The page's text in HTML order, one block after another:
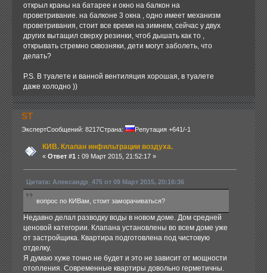
открыл краны на батарее и окно на балкон на
проветривание. на балконе 3 окна , одно имеет механизм
проветривания, стоит все время на зимнем, сейчас у двух
других вытащил сверху резинки, чтоб дышать как то ,
открывать стремно сквозняки, дети могут заболеть, что
делать?
P.S. В туалете и ванной вентиляция хорошая, в туалете
даже холодно ))
ST
ЭкспертСообщений: 8217Страна: Репутация +641/-1
КИВ. Клапан инфильтрации воздуха.
« Ответ #1 : 09 Март 2015, 21:52:17 »
Цитата: Александр_475 от 09 Март 2015, 20:16:36
вопрос по КИВам, стоит заморачиваться?
Недавно делал разводку воды в новом доме. Дом средней
ценовой категории. Клапана установлены во всем доме уже
от застройщика. Квартира подготовлена под чистовую
отделку.
Я думаю хуже точно не будет и это не зависит от мощности
отопления. Современные квартиры довольно герметичны.